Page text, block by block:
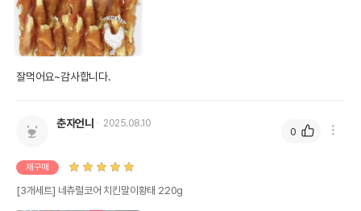
잘먹어요~감사합니다.
춘자언니 2025.08.10
재구매
[3개세트] 네츄럴코어 치킨말이황태 220g
0